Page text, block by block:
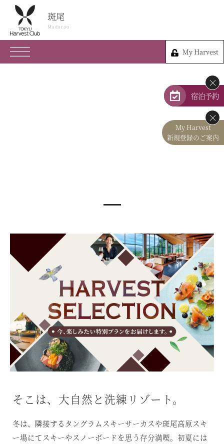
斑尾
Madarao
My Harvest
斑尾
Madarao
026-258-3666 My Harvest
施設案内
お知らせ
ただいま日和
そこは、大自然と洗練リゾート。
冬は、隣接するタングラムスキーサーカスや斑尾高原スキ
ー場にてスキーやスノーボードを思う存分満喫。 初夏には
×
宿泊予約
×
My Harvest
新規登録のご案内